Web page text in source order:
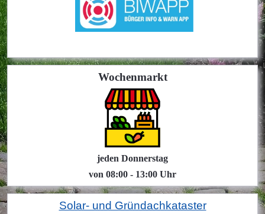
Wochenmarkt
jeden Donnerstag
von 08:00 - 13:00 Uhr
Solar- und Gründachkataster